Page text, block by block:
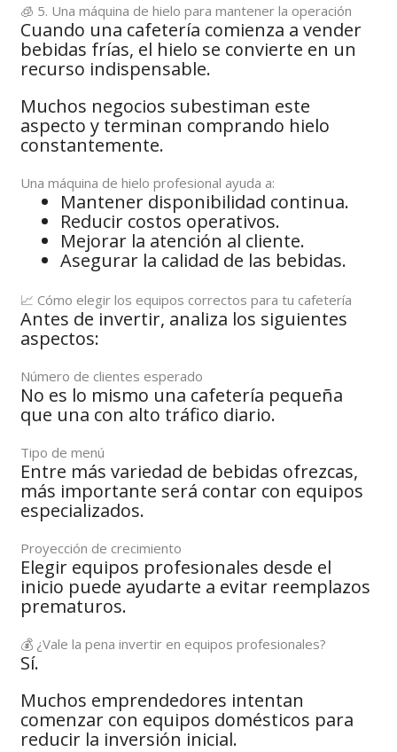
🧊 5. Una máquina de hielo para mantener la operación
Cuando una cafetería comienza a vender
bebidas frías, el hielo se convierte en un
recurso indispensable.
Muchos negocios subestiman este
aspecto y terminan comprando hielo
constantemente.
Una máquina de hielo profesional ayuda a:
Mantener disponibilidad continua.
Reducir costos operativos.
Mejorar la atención al cliente.
Asegurar la calidad de las bebidas.
📈 Cómo elegir los equipos correctos para tu cafetería
Antes de invertir, analiza los siguientes
aspectos:
Número de clientes esperado
No es lo mismo una cafetería pequeña
que una con alto tráfico diario.
Tipo de menú
Entre más variedad de bebidas ofrezcas,
más importante será contar con equipos
especializados.
Proyección de crecimiento
Elegir equipos profesionales desde el
inicio puede ayudarte a evitar reemplazos
prematuros.
💰 ¿Vale la pena invertir en equipos profesionales?
Sí.
Muchos emprendedores intentan
comenzar con equipos domésticos para
reducir la inversión inicial.